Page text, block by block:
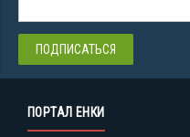
ПОРТАЛ ЕНКИ